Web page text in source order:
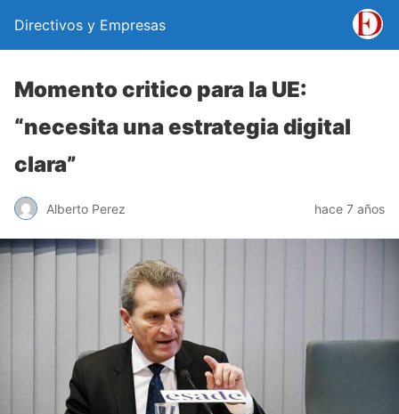
Directivos y Empresas
Momento critico para la UE:
“necesita una estrategia digital
clara”
Alberto Perez hace 7 años